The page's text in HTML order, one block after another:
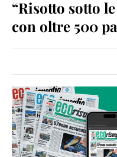
“Risotto sotto
con oltre 500